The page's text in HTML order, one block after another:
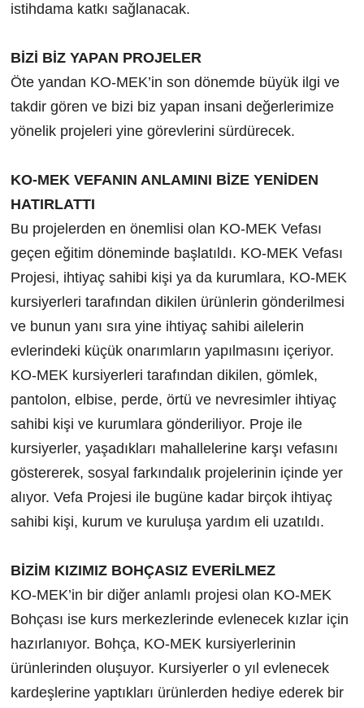
istihdama katkı sağlanacak.
BİZİ BİZ YAPAN PROJELER
Öte yandan KO-MEK’in son dönemde büyük ilgi ve
takdir gören ve bizi biz yapan insani değerlerimize
yönelik projeleri yine görevlerini sürdürecek.
KO-MEK VEFANIN ANLAMINI BİZE YENİDEN
HATIRLATTI
Bu projelerden en önemlisi olan KO-MEK Vefası
geçen eğitim döneminde başlatıldı. KO-MEK Vefası
Projesi, ihtiyaç sahibi kişi ya da kurumlara, KO-MEK
kursiyerleri tarafından dikilen ürünlerin gönderilmesi
ve bunun yanı sıra yine ihtiyaç sahibi ailelerin
evlerindeki küçük onarımların yapılmasını içeriyor.
KO-MEK kursiyerleri tarafından dikilen, gömlek,
pantolon, elbise, perde, örtü ve nevresimler ihtiyaç
sahibi kişi ve kurumlara gönderiliyor. Proje ile
kursiyerler, yaşadıkları mahallelerine karşı vefasını
göstererek, sosyal farkındalık projelerinin içinde yer
alıyor. Vefa Projesi ile bugüne kadar birçok ihtiyaç
sahibi kişi, kurum ve kuruluşa yardım eli uzatıldı.
BİZİM KIZIMIZ BOHÇASIZ EVERİLMEZ
KO-MEK’in bir diğer anlamlı projesi olan KO-MEK
Bohçası ise kurs merkezlerinde evlenecek kızlar için
hazırlanıyor. Bohça, KO-MEK kursiyerlerinin
ürünlerinden oluşuyor. Kursiyerler o yıl evlenecek
kardeşlerine yaptıkları ürünlerden hediye ederek bir